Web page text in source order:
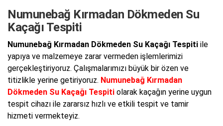
Numunebağ Kırmadan Dökmeden Su
Kaçağı Tespiti
Numunebağ Kırmadan Dökmeden Su Kaçağı Tespiti ile
yapıya ve malzemeye zarar vermeden işlemlerimizi
gerçekleştiriyoruz. Çalışmalarımızı büyük bir özen ve
titizlikle yerine getiriyoruz. Numunebağ Kırmadan
Dökmeden Su Kaçağı Tespiti olarak kaçağın yerine uygun
tespit cihazı ile zararsız hızlı ve etkili tespit ve tamir
hizmeti vermekteyiz.